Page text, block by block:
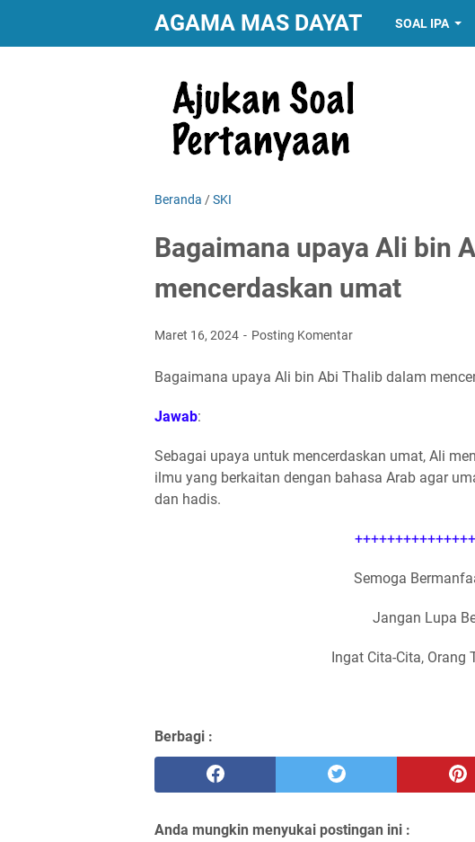
AGAMA MAS DAYAT SOAL IPA
Beranda /SKI
Bagaimana upaya Ali bin
mencerdaskan umat
Maret 16, 2024 Posting Komentar
Bagaimana upaya Ali bin Abi Thalib dalam
Jawab:
Sebagai upaya untuk mencerdaskan umat, Ali
ilmu yang berkaitan dengan bahasa Arab agar
dan hadis.
Semoga
Jangan Lupa
Ingat Cita-Cita, Orang
Berbagi :
Anda mungkin menyukai postingan ini :